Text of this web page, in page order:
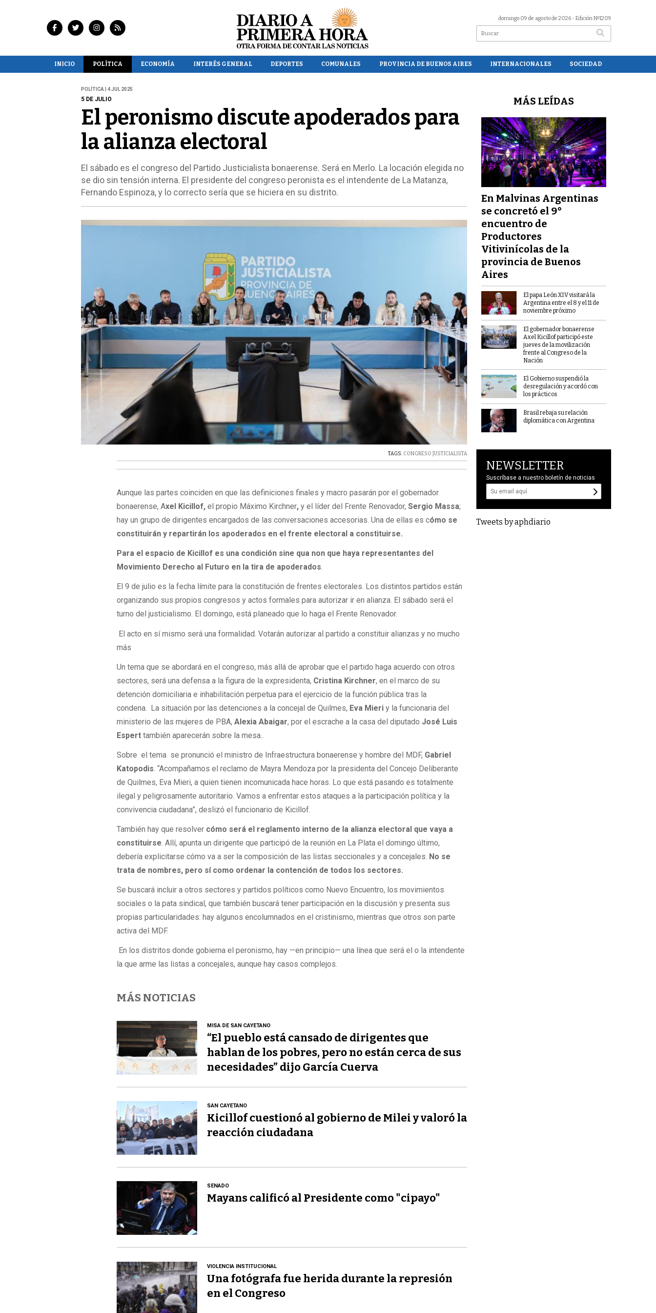
domingo 09 de agosto de 2026 - Edición Nº1209
INICIO POLÍTICA ECONOMÍA INTERÉS GENERAL DEPORTES COMUNALES PROVINCIA DE BUENOS AIRES INTERNACIONALES SOCIEDAD
POLÍTICA | 4 JUL 2025
5 DE JULIO
El peronismo discute apoderados para
la alianza electoral
El sábado es el congreso del Partido Justicialista bonaerense. Será en Merlo. La locación elegida no
se dio sin tensión interna. El presidente del congreso peronista es el intendente de La Matanza,
Fernando Espinoza, y lo correcto sería que se hiciera en su distrito.
TAGS: CONGRESO JUSTICIALISTA
Aunque las partes coinciden en que las definiciones finales y macro pasarán por el gobernador
bonaerense, Axel Kicillof,el propio Máximo Kirchner, y el líder del Frente Renovador, Sergio Massa;
hay un grupo de dirigentes encargados de las conversaciones accesorias. Una de ellas es cómo se
constituirán y repartirán los apoderados en el frente electoral a constituirse.
Para el espacio de Kicillof es una condición sine qua non que haya representantes del
Movimiento Derecho al Futuro en la tira de apoderados.
El 9 de julio es la fecha límite para la constitución de frentes electorales. Los distintos partidos están
organizando sus propios congresos y actos formales para autorizar ir en alianza. El sábado será el
turno del justicialismo. El domingo, está planeado que lo haga el Frente Renovador.
El acto en sí mismo será una formalidad. Votarán autorizar al partido a constituir alianzas y no mucho
más
Un tema que se abordará en el congreso, más allá de aprobar que el partido haga acuerdo con otros
sectores, será una defensa a la figura de la expresidenta, Cristina Kirchner, en el marco de su
detención domiciliaria e inhabilitación perpetua para el ejercicio de la función pública tras la
condena. La situación por las detenciones a la concejal de Quilmes, Eva Mieri y la funcionaria del
ministerio de las mujeres de PBA,Alexia Abaigar, por el escrache a la casa del diputado José Luis
Espert también aparecerán sobre la mesa..
Sobre el tema se pronunció el ministro de Infraestructura bonaerense y hombre del MDF, Gabriel
Katopodis. “Acompañamos el reclamo de Mayra Mendoza por la presidenta del Concejo Deliberante
de Quilmes, Eva Mieri, a quien tienen incomunicada hace horas. Lo que está pasando es totalmente
ilegal y peligrosamente autoritario. Vamos a enfrentar estos ataques a la participación política y la
convivencia ciudadana”, deslizó el funcionario de Kicillof.
También hay que resolver cómo será el reglamento interno de la alianza electoral que vaya a
constituirse. Allí, apunta un dirigente que participó de la reunión en La Plata el domingo último,
debería explicitarse cómo va a ser la composición de las listas seccionales y a concejales. No se
trata de nombres, pero sí como ordenar la contención de todos los sectores.
Se buscará incluir a otros sectores y partidos políticos como Nuevo Encuentro, los movimientos
sociales o la pata sindical, que también buscará tener participación en la discusión y presenta sus
propias particularidades: hay algunos encolumnados en el cristinismo, mientras que otros son parte
activa del MDF.
En los distritos donde gobierna el peronismo, hay —en principio— una línea que será el o la intendente
la que arme las listas a concejales, aunque hay casos complejos.
MÁS NOTICIAS
MISA DE SAN CAYETANO
“El pueblo está cansado de dirigentes que
hablan de los pobres, pero no están cerca de sus
necesidades” dijo García Cuerva
SAN CAYETANO
Kicillof cuestionó al gobierno de Milei y valoró la
reacción ciudadana
SENADO
Mayans calificó al Presidente como "cipayo"
VIOLENCIA INSTITUCIONAL
Una fotógrafa fue herida durante la represión
en el Congreso
MÁS LEÍDAS
En Malvinas Argentinas
se concretó el 9°
encuentro de
Productores
Vitivinícolas de la
provincia de Buenos
Aires
El papa León XIV visitará la
Argentina entre el 8 y el 11 de
noviembre próximo
El gobernador bonaerense
Axel Kicillof participó este
jueves de la movilización
frente al Congreso de la
Nación
El Gobierno suspendió la
desregulación y acordó con
los prácticos
Brasil rebaja su relación
diplomática con Argentina
NEWSLETTER
Suscríbase a nuestro boletín de noticias
Tweets by aphdiario